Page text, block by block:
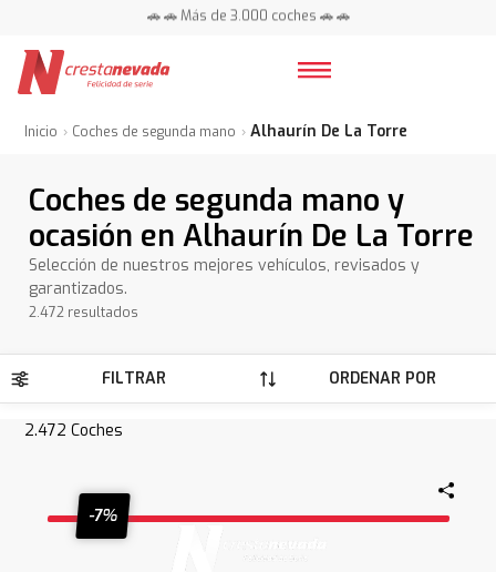
🚗 🚗 Más de 3.000 coches 🚗 🚗
Inicio Coches de segunda mano Alhaurín De La Torre
Coches de segunda mano y
ocasión en Alhaurín De La Torre
Selección de nuestros mejores vehículos, revisados y
garantizados.
2.472 resultados
FILTRAR ORDENAR POR
2.472 Coches
-7%